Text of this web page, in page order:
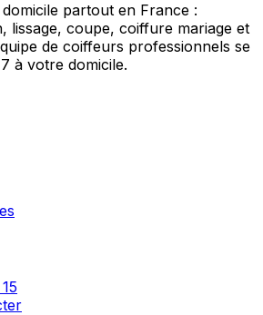
partout en France :
lissage, coupe, coiffure mariage et
de coiffeurs professionnels se
à votre domicile.